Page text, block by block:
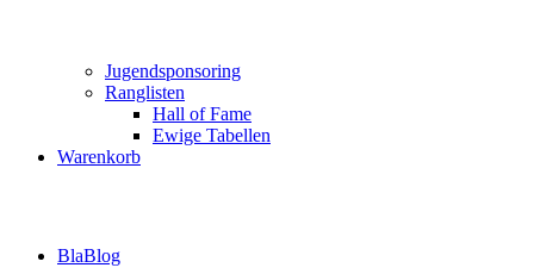
Jugendsponsoring
Ranglisten
Hall of Fame
Ewige Tabellen
Warenkorb
BlaBlog